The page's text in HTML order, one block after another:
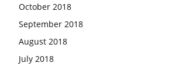
October 2018
September 2018
August 2018
July 2018